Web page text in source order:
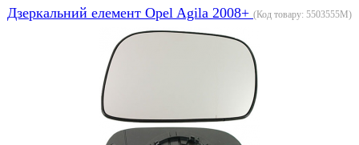
Дзеркальний елемент Opel Agila 2008+ (Код товару: 5503555M)